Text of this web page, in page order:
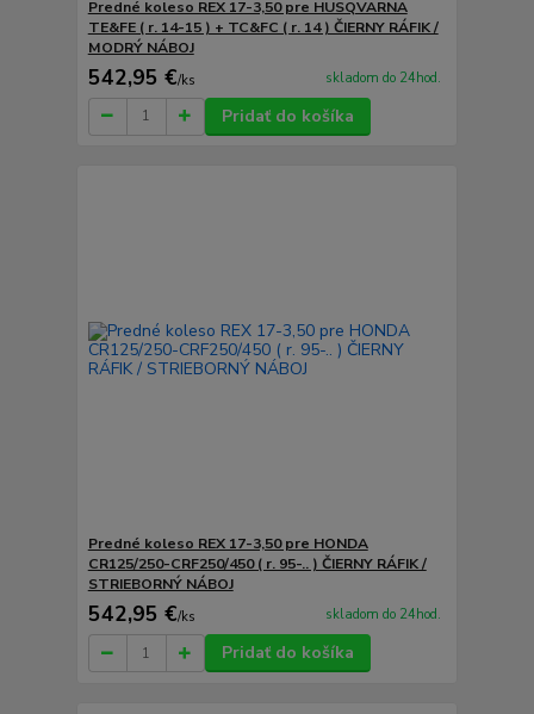
Predné koleso REX 17-3,50 pre HUSQVARNA
TE&FE ( r. 14-15 ) + TC&FC ( r. 14 ) ČIERNY RÁFIK /
MODRÝ NÁBOJ
542,95 €/ks skladom do 24hod.
Pridať do košíka
Predné koleso REX 17-3,50 pre HONDA
CR125/250-CRF250/450 ( r. 95-.. ) ČIERNY RÁFIK /
STRIEBORNÝ NÁBOJ
542,95 €/ks skladom do 24hod.
Pridať do košíka